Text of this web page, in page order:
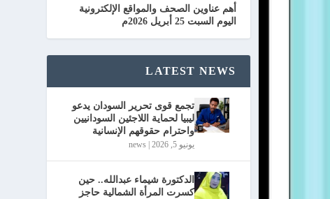
أهم عناوين الصحف والمواقع الإلكترونية
اليوم السبت 25 أبريل 2026م
LATEST NEWS
تجمع قوى تحرير السودان يدعو
ليبيا لحماية اللاجئين السودانيين
واحترام حقوقهم الإنسانية
يونيو 5, 2026 news
الدكتورة شيماء عبدالله.. حين
كسرت المرأة الشمالية حاجز